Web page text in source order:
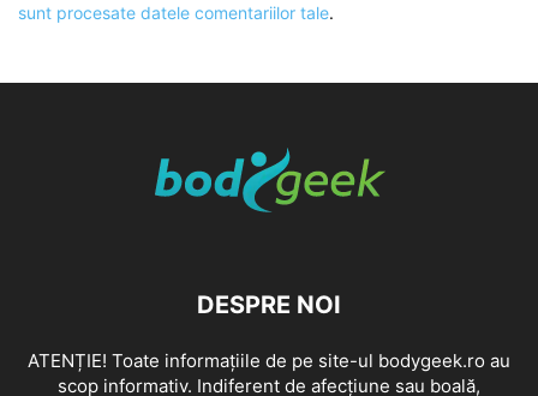
sunt procesate datele comentariilor tale.
DESPRE NOI
ATENȚIE! Toate informațiile de pe site-ul bodygeek.ro au
scop informativ. Indiferent de afecțiune sau boală,